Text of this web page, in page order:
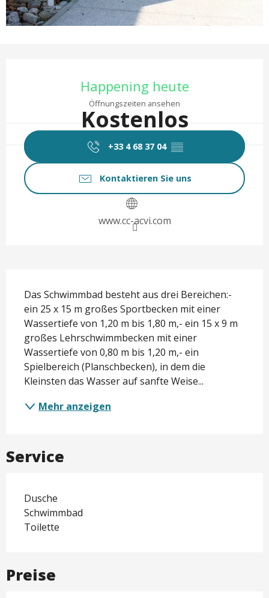
Happening heute
Öffnungszeiten ansehen
Kostenlos
+33 4 68 37 04 ▒▒
Kontaktieren Sie uns
www.cc-acvi.com
Das Schwimmbad besteht aus drei Bereichen:-
ein 25 x 15 m großes Sportbecken mit einer
Wassertiefe von 1,20 m bis 1,80 m,- ein 15 x 9 m
großes Lehrschwimmbecken mit einer
Wassertiefe von 0,80 m bis 1,20 m,- ein
Spielbereich (Planschbecken), in dem die
Kleinsten das Wasser auf sanfte Weise...
Mehr anzeigen
Service
Dusche
Schwimmbad
Toilette
Preise